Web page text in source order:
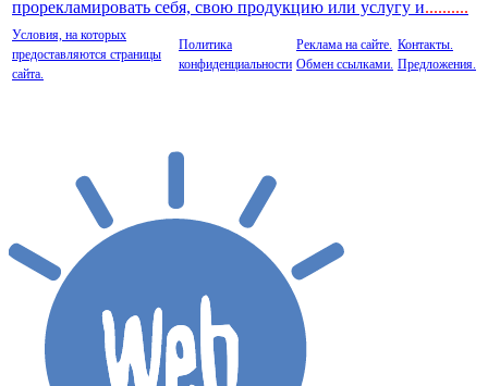
прорекламировать себя, свою продукцию или услугу и..........
Условия, на которых
предоставляются страницы
сайта.
Политика
конфиденциальности
Реклама на сайте.
Обмен ссылками.
Контакты.
Предложения.